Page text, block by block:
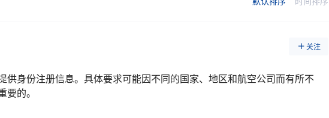
关注
身份注册信息。具体要求可能因不同的国家、地区和航空公司而有所不
的。